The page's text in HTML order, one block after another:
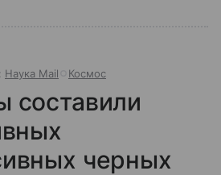
Наука Mail Космос
составили
черных